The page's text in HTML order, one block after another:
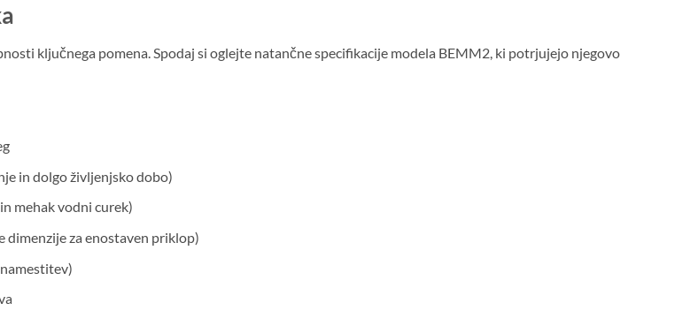
ključnega pomena. Spodaj si oglejte natančne specifikacije modela BEMM2, ki potrjujejo njegovo
in dolgo življenjsko dobo)
mehak vodni curek)
za enostaven priklop)